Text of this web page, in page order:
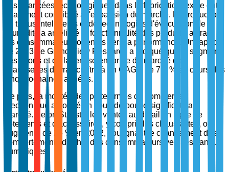
Les avancées technologiques dans la fabrication textile ont
également contribué à l'expansion du marché. L'introduction
de tissus intelligents et de technologies d'évacuation de
l'humidité a amélioré la fonctionnalité des produits, attirant
les consommateurs orientés vers la performance. Un rapport
de 2023 de Grand View Research a indiqué que le segment
des sports et de la remise en forme du marché des
chaussettes devrait croître à un CAGR de 7,8 % au cours des
cinq prochaines années.
De plus, la montée des plateformes de commerce
électronique a donné un coup de pouce significatif au
marché. Selon Statista, les ventes au détail en ligne de
vêtements et d'accessoires, y compris les chaussettes, ont
augmenté de 25 % en 2022, soulignant le changement des
comportements d'achat des consommateurs vers les canaux
numériques.